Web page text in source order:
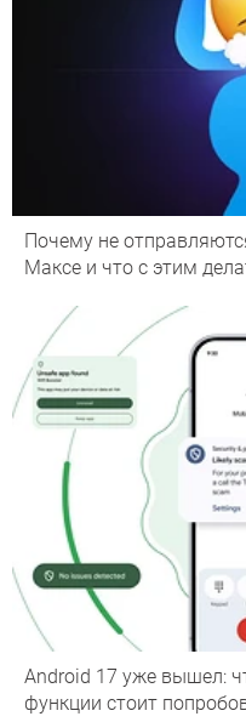
Почему не
Максе и что с этим
Android 17 уже вышел:
функции стоит